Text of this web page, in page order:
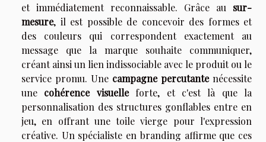
et immédiatement reconnaissable. Grâce au sur-
mesure, il est possible de concevoir des formes et
des couleurs qui correspondent exactement au
message que la marque souhaite communiquer,
créant ainsi un lien indissociable avec le produit ou le
service promu. Une campagne percutantenécessite
une cohérence visuelleforte, et c'est là que la
personnalisation des structures gonflables entre en
jeu, en offrant une toile vierge pour l'expression
créative. Un spécialiste en branding affirme que ces